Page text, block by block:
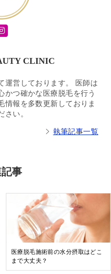
CLINIC
運営しております。 医師は
かつ確かな医療脱毛を行う
情報を多数更新しておりま
さい。
執筆記事一覧
事
医療脱毛施術前の水分摂取はどこ
まで大丈夫？